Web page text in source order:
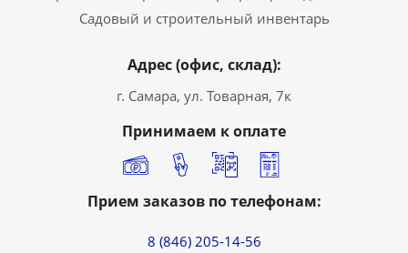
Садовый и строительный инвентарь
Адрес (офис, склад):
г. Самара, ул. Товарная, 7к
Принимаем к оплате
Прием заказов по телефонам:
8 (846) 205-14-56